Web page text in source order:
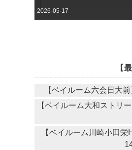
2026-05-17
【
【ベイルーム六会日大
【ベイルーム大和ストリ
【ベイルーム川崎小田